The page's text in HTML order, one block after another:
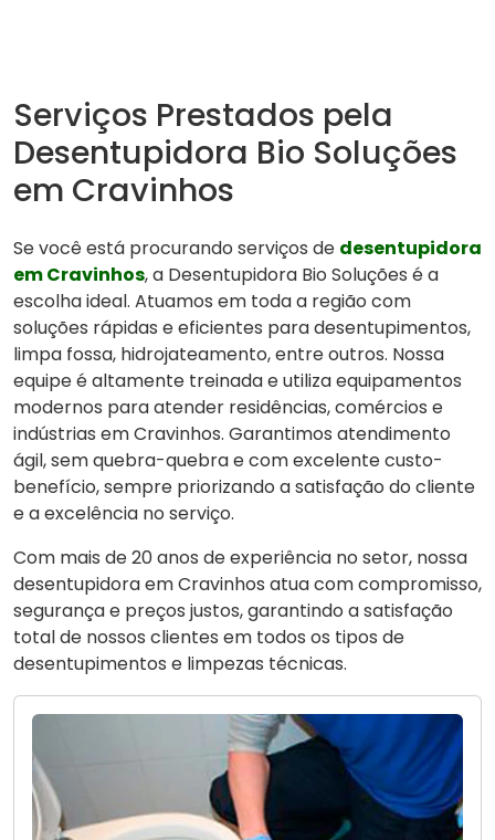
Serviços Prestados pela
Desentupidora Bio Soluções
em Cravinhos
Se você está procurando serviços de desentupidora
em Cravinhos, a Desentupidora Bio Soluções é a
escolha ideal. Atuamos em toda a região com
soluções rápidas e eficientes para desentupimentos,
limpa fossa, hidrojateamento, entre outros. Nossa
equipe é altamente treinada e utiliza equipamentos
modernos para atender residências, comércios e
indústrias em Cravinhos. Garantimos atendimento
ágil, sem quebra-quebra e com excelente custo-
benefício, sempre priorizando a satisfação do cliente
e a excelência no serviço.
Com mais de 20 anos de experiência no setor, nossa
desentupidora em Cravinhos atua com compromisso,
segurança e preços justos, garantindo a satisfação
total de nossos clientes em todos os tipos de
desentupimentos e limpezas técnicas.